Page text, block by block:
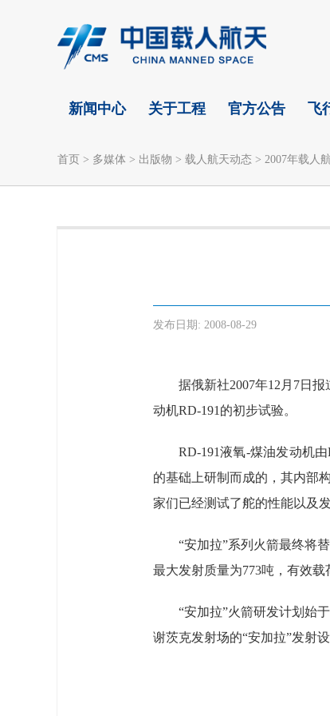
新闻中心 关于工程 官方公告 飞
首页 > 多媒体 > 出版物 > 载人航天动态 > 2007年载人
发布日期: 2008-08-29
据俄新社2007年12月7日
动机RD-191的初步试验。
RD-191液氧-煤油发动机
的基础上研制而成的，其内部
家们已经测试了舵的性能以及
“安加拉”系列火箭最终将
最大发射质量为773吨，有效载
“安加拉”火箭研发计划始
谢茨克发射场的“安加拉”发射